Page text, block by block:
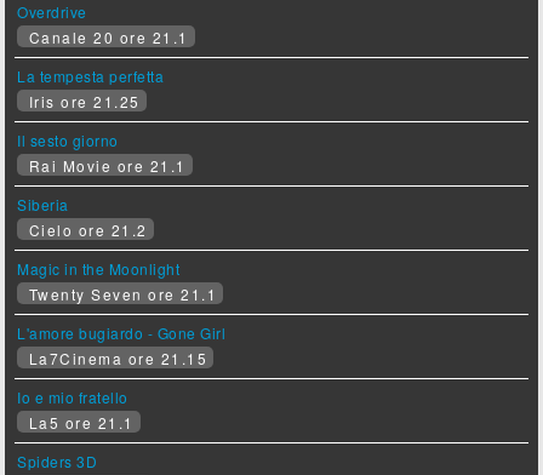
Overdrive
Canale 20 ore 21.1
La tempesta perfetta
Iris ore 21.25
Il sesto giorno
Rai Movie ore 21.1
Siberia
Cielo ore 21.2
Magic in the Moonlight
Twenty Seven ore 21.1
L'amore bugiardo - Gone Girl
La7Cinema ore 21.15
Io e mio fratello
La5 ore 21.1
Spiders 3D